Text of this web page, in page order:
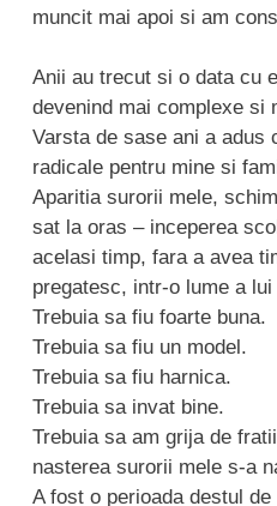
muncit mai apoi si am
Anii au trecut si o data cu
devenind mai complexe si
Varsta de sase ani a adus
radicale pentru mine si
Aparitia surorii mele,
sat la oras – inceperea
acelasi timp, fara a avea
pregatesc, intr-o lume a lui
Trebuia sa fiu foarte buna.
Trebuia sa fiu un model.
Trebuia sa fiu harnica.
Trebuia sa invat bine.
Trebuia sa am grija de
nasterea surorii mele s-a
A fost o perioada destul